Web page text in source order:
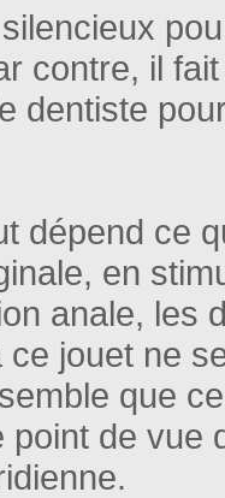
contre, il
dentiste
dépend ce
en
anale, les
jouet ne
que
point de vue